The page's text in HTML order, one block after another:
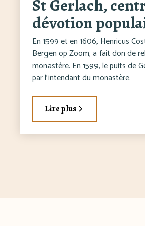
St Gerlach,
dévotion
En 1599 et en 1606, Henricus
Bergen op Zoom, a fait don de
monastère. En 1599, le puits de
par l'intendant du monastère.
Lire plus